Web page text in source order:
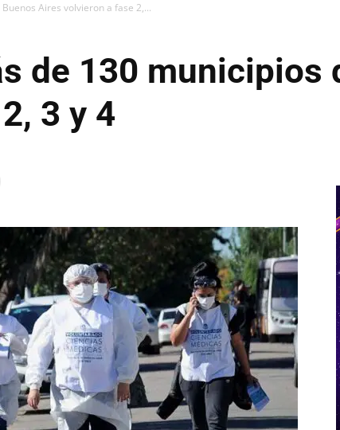
Aires volvieron a fase 2,...
de 130 municipios
3 y 4